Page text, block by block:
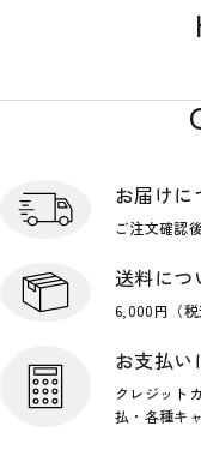
お届けに
ご注文確認
送料につ
6,000円（
お支払い
クレジット
払・各種キ